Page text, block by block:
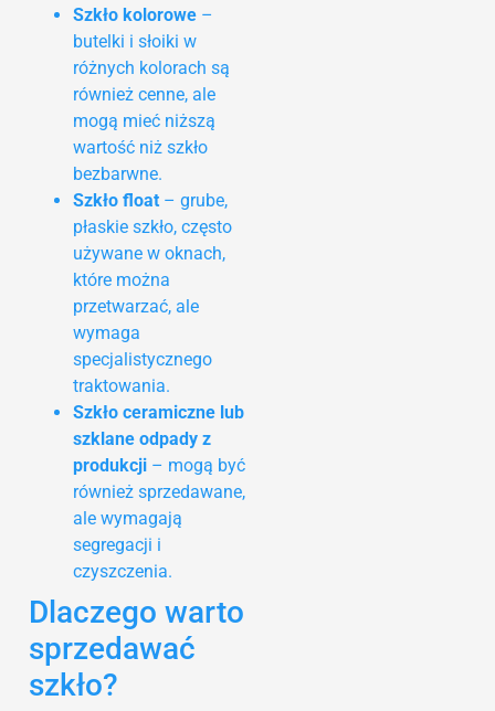
Szkło kolorowe –
butelki i słoiki w
różnych kolorach są
również cenne, ale
mogą mieć niższą
wartość niż szkło
bezbarwne.
Szkło float – grube,
płaskie szkło, często
używane w oknach,
które można
przetwarzać, ale
wymaga
specjalistycznego
traktowania.
Szkło ceramiczne lub
szklane odpady z
produkcji – mogą być
również sprzedawane,
ale wymagają
segregacji i
czyszczenia.
Dlaczego warto
sprzedawać
szkło?